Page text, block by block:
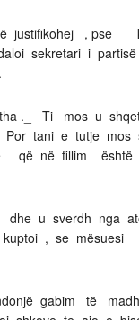
justifikohej , pse
sekretari i
._ Ti mos u
tani e tutje mos
që në fillim është
dhe u sverdh nga
, se mësuesi
gabim të